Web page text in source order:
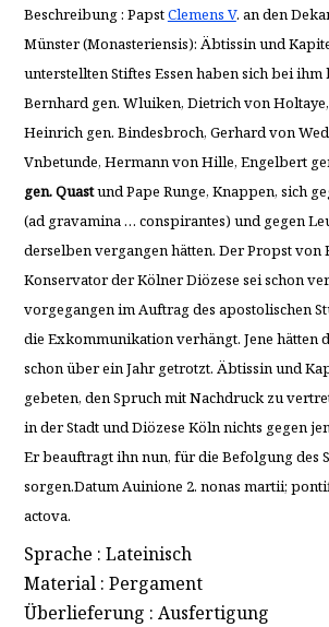
Beschreibung : PapstClemens V. an den
Münster (Monasteriensis): Äbtissin und
unterstellten Stiftes Essen haben sich bei ihm
Bernhard gen. Wluiken, Dietrich von
Heinrich gen. Bindesbroch, Gerhard von
Vnbetunde, Hermann von Hille, Engelbert
gen. Quastund Pape Runge, Knappen, sich
(ad gravamina … conspirantes) und gegen
derselben vergangen hätten. Der Propst von
Konservator der Kölner Diözese sei schon
vorgegangen im Auftrag des apostolischen
die Exkommunikation verhängt. Jene hätten
schon über ein Jahr getrotzt. Äbtissin und
gebeten, den Spruch mit Nachdruck zu
in der Stadt und Diözese Köln nichts gegen
Er beauftragt ihn nun, für die Befolgung des
sorgen.Datum Auinione 2. nonas martii;
actova.
Sprache : Lateinisch
Material : Pergament
Überlieferung : Ausfertigung